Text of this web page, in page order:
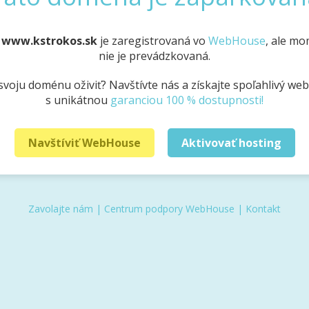
www.kstrokos.sk je zaregistrovaná vo WebHouse, ale
nie je prevádzkovaná.
doménu oživiť? Navštívte nás a získajte spoľahlivý
s unikátnou garanciou 100 % dostupnosti!
Navštíviť WebHouse Aktivovať hosting
Zavolajte nám | Centrum podpory WebHouse | Kontakt